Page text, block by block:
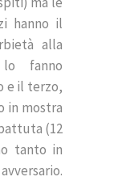
hanno il
alla
fanno
e il terzo,
in mostra
(12
tanto in